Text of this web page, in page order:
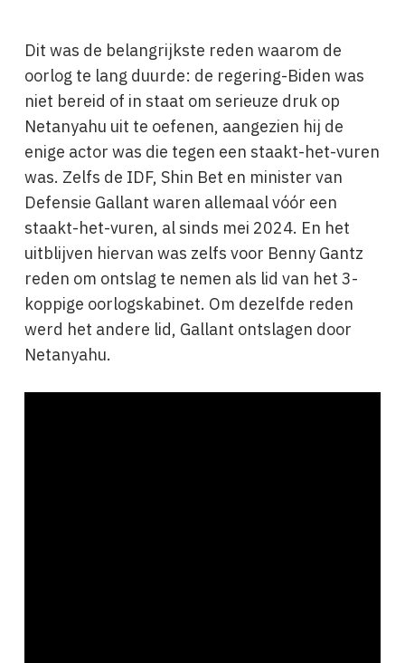
Dit was de belangrijkste reden waarom de
oorlog te lang duurde: de regering-Biden was
niet bereid of in staat om serieuze druk op
Netanyahu uit te oefenen, aangezien hij de
enige actor was die tegen een staakt-het-vuren
was. Zelfs de IDF, Shin Bet en minister van
Defensie Gallant waren allemaal vóór een
staakt-het-vuren, al sinds mei 2024. En het
uitblijven hiervan was zelfs voor Benny Gantz
reden om ontslag te nemen als lid van het 3-
koppige oorlogskabinet. Om dezelfde reden
werd het andere lid, Gallant ontslagen door
Netanyahu.